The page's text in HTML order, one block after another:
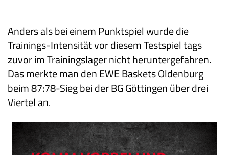
Anders als bei einem Punktspiel wurde die
Trainings-Intensität vor diesem Testspiel tags
zuvor im Trainingslager nicht heruntergefahren.
Das merkte man den EWE Baskets Oldenburg
beim 87:78-Sieg bei der BG Göttingen über drei
Viertel an.